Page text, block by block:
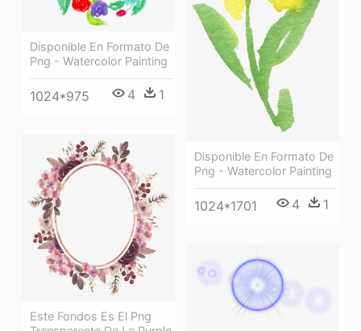
Disponible En Formato De
Png - Watercolor Painting
1024*975 4 1
Disponible En Formato De
Png - Watercolor Painting
1024*1701 4 1
Este Fondos Es El Png